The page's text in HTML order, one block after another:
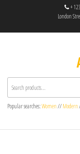
+
London
Popular searches:Women//Modern